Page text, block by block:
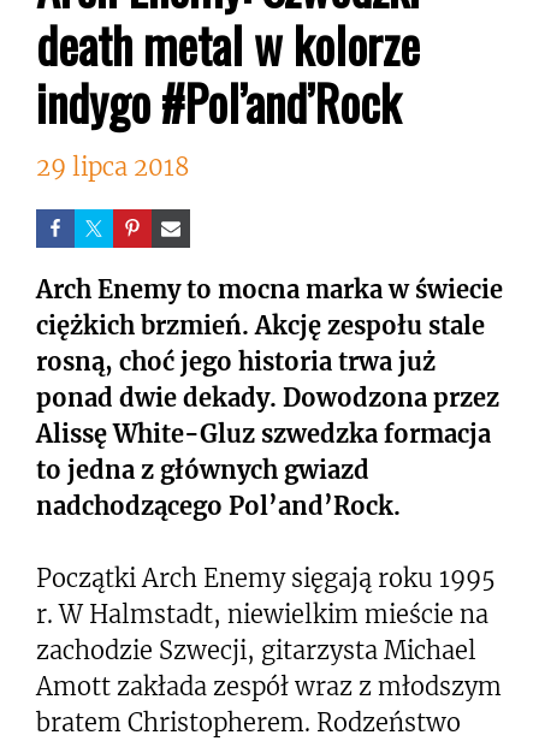
death metal w kolorze
indygo #Pol’and’Rock
29 lipca 2018
Arch Enemy to mocna marka w świecie
ciężkich brzmień. Akcję zespołu stale
rosną, choć jego historia trwa już
ponad dwie dekady. Dowodzona przez
Alissę White-Gluz szwedzka formacja
to jedna z głównych gwiazd
nadchodzącego Pol’and’Rock.
Początki Arch Enemy sięgają roku 1995
r. W Halmstadt, niewielkim mieście na
zachodzie Szwecji, gitarzysta Michael
Amott zakłada zespół wraz z młodszym
bratem Christopherem. Rodzeństwo